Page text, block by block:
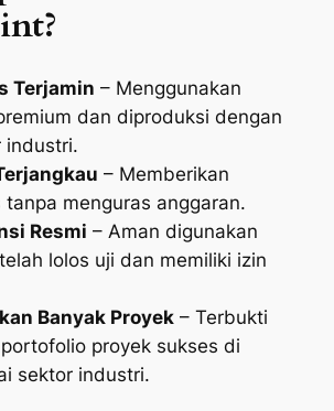
Terjamin – Menggunakan
dan diproduksi dengan
industri.
– Memberikan
tanpa menguras anggaran.
Resmi – Aman digunakan
lolos uji dan memiliki izin
Banyak Proyek– Terbukti
proyek sukses di
sektor industri.